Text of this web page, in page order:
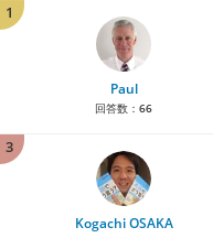
1
Paul
回答数： 66
3
Kogachi OSAKA